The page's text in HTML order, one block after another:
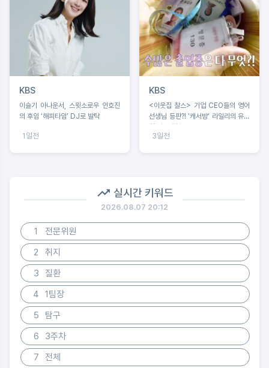
KBS
이슬기 아나운서, 스윗소로우 인호진
의 후임 ‘해피타임’ DJ로 발탁
1일전
KBS
<이웃집 찰스> 기업 CEO들의 영어
선생님 등판?! ’캐서방‘ 라일리의 유쾌
3일전
실시간 키워드
2026.08.07 20:12
1
전문위원
2
취지
3
질환
4
1팀장
5
탐구
6
3주차
7
전체